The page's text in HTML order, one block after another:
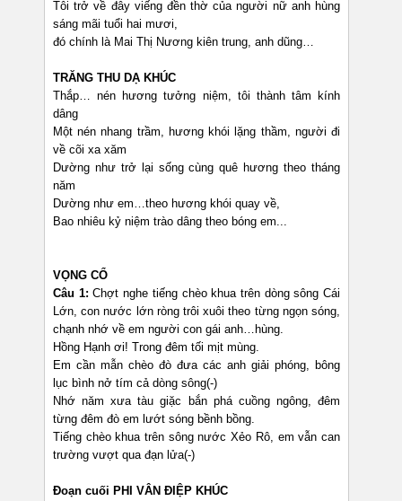
Tôi trở về đây viếng đền thờ của người nữ anh hùng
sáng mãi tuổi hai mươi,
đó chính là Mai Thị Nương kiên trung, anh dũng…
TRĂNG THU DẠ KHÚC
Thắp… nén hương tưởng niệm, tôi thành tâm kính
dâng
Một nén nhang trầm, hương khói lặng thầm, người đi
về cõi xa xăm
Dường như trở lại sống cùng quê hương theo tháng
năm
Dường như em…theo hương khói quay về,
Bao nhiêu kỷ niệm trào dâng theo bóng em...
VỌNG CỔ
Câu 1:Chợt nghe tiếng chèo khua trên dòng sông Cái
Lớn, con nước lớn ròng trôi xuôi theo từng ngọn sóng,
chạnh nhớ về em người con gái anh…hùng.
Hồng Hạnh ơi! Trong đêm tối mịt mùng.
Em cần mẫn chèo đò đưa các anh giải phóng, bông
lục bình nở tím cả dòng sông(-)
Nhớ năm xưa tàu giặc bắn phá cuồng ngông, đêm
từng đêm đò em lướt sóng bềnh bồng.
Tiếng chèo khua trên sông nước Xẻo Rô, em vẫn can
trường vượt qua đạn lửa(-)
Đoạn cuối PHI VÂN ĐIỆP KHÚC